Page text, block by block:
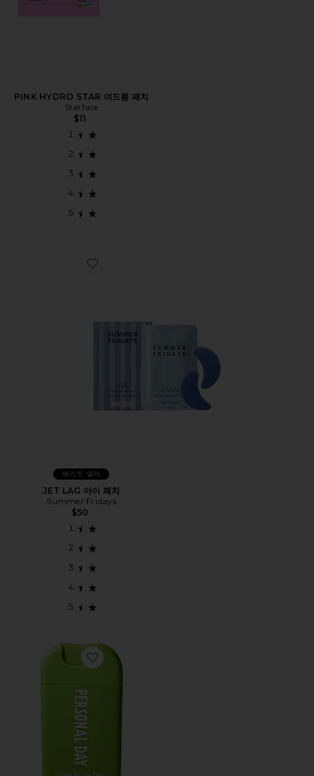
PINK HYDRO STAR 여드름 패치
Starface
$11
Favorite JET LAG 아이 패치
베스트 셀러
JET LAG 아이 패치
Summer Fridays
$50
Favorite TRAVEL TRUST ME ON THIS